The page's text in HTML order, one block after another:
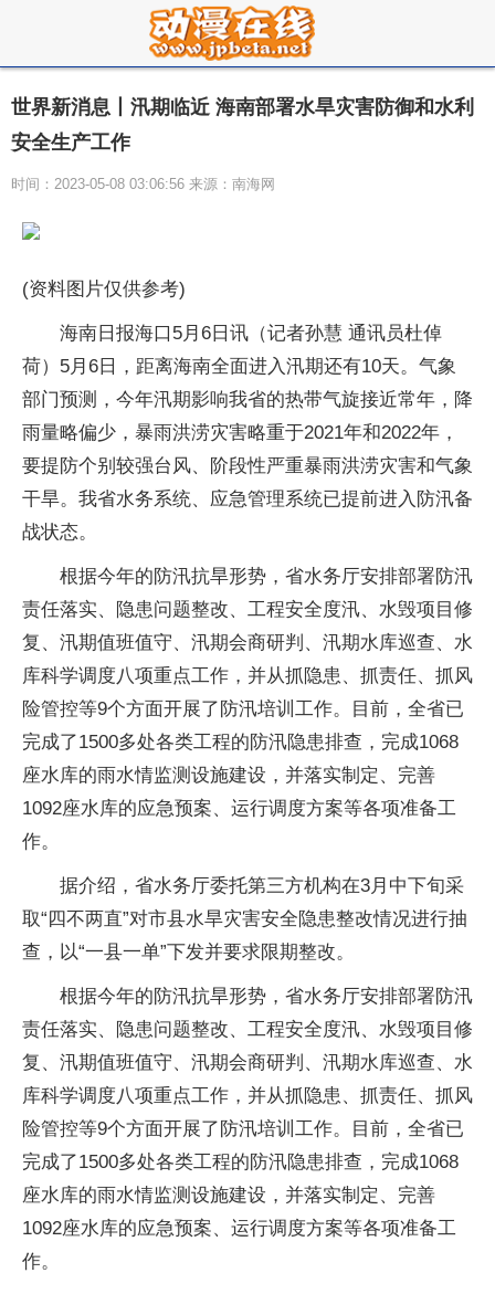
世界新消息丨汛期临近 海南部署水旱灾害防御和水利
安全生产工作
时间：2023-05-08 03:06:56 来源：南海网
(资料图片仅供参考)
海南日报海口5月6日讯（记者孙慧 通讯员杜倬
荷）5月6日，距离海南全面进入汛期还有10天。气象
部门预测，今年汛期影响我省的热带气旋接近常年，降
雨量略偏少，暴雨洪涝灾害略重于2021年和2022年，
要提防个别较强台风、阶段性严重暴雨洪涝灾害和气象
干旱。我省水务系统、应急管理系统已提前进入防汛备
战状态。
根据今年的防汛抗旱形势，省水务厅安排部署防汛
责任落实、隐患问题整改、工程安全度汛、水毁项目修
复、汛期值班值守、汛期会商研判、汛期水库巡查、水
库科学调度八项重点工作，并从抓隐患、抓责任、抓风
险管控等9个方面开展了防汛培训工作。目前，全省已
完成了1500多处各类工程的防汛隐患排查，完成1068
座水库的雨水情监测设施建设，并落实制定、完善
1092座水库的应急预案、运行调度方案等各项准备工
作。
据介绍，省水务厅委托第三方机构在3月中下旬采
取“四不两直”对市县水旱灾害安全隐患整改情况进行抽
查，以“一县一单”下发并要求限期整改。
根据今年的防汛抗旱形势，省水务厅安排部署防汛
责任落实、隐患问题整改、工程安全度汛、水毁项目修
复、汛期值班值守、汛期会商研判、汛期水库巡查、水
库科学调度八项重点工作，并从抓隐患、抓责任、抓风
险管控等9个方面开展了防汛培训工作。目前，全省已
完成了1500多处各类工程的防汛隐患排查，完成1068
座水库的雨水情监测设施建设，并落实制定、完善
1092座水库的应急预案、运行调度方案等各项准备工
作。